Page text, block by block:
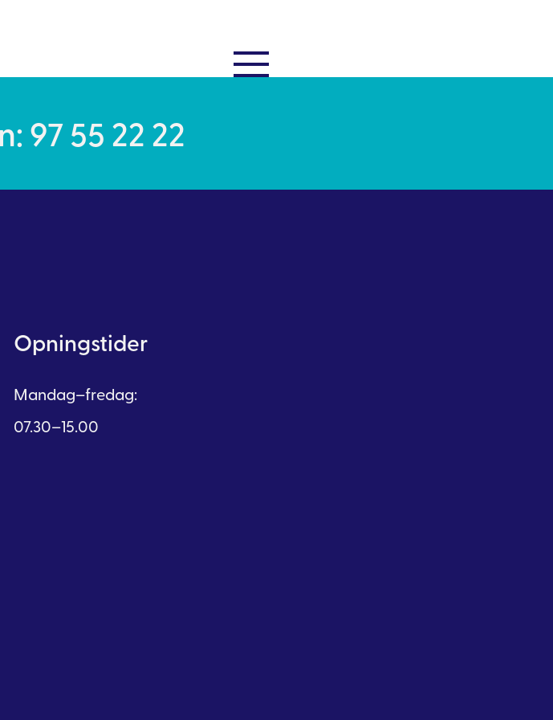
97 55 22 22
Opningstider
Mandag–fredag:
07.30–15.00